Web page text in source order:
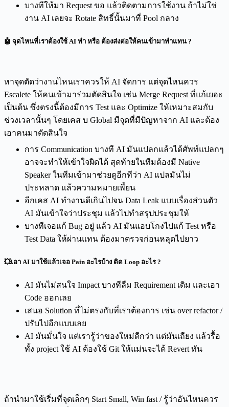
บางทีให้มา Request ขอ แล้วติดตามการใช้งาน ถ้าไม่ใช่
งาน AI เลยจะ Rotate สิทธิ์นั้นมาที่ Pool กลาง
🤖 จุดไหนที่เราต้องใช้ AI ทำ หรือ ต้องส่งต่อให้คนเข้ามาทำแทน ?
หาจุดตัดว่างานไหนเราควรให้ AI จัดการ แต่จุดไหนควร
Escalete ให้คนเข้ามาร่วมตัดสินใจ เช่น Merge Request ที่แก้เยอะ
เป็นต้น ซึ่งตรงนี้ต้องมีการ Test และ Optimize ให้เหมาะสมกับ
ช่วงเวลานั้นๆ โดยเคส บ Global มีจุดที่มีปัญหาจาก AI และต้อง
เอาคนมาตัดสินใจ
การ Communication บางที AI มันแปลกแล้วได้ศัพท์แปลกๆ
อาจจะทำให้เข้าใจผิดได้ สุดท้ายในทีมต้องมี Native
Speaker ในทีมเข้ามาช่วยดูอีกทีว่า AI แปลมันไม่
ประหลาด แล้วความหมายเพี้ยน
อีกเคส AI ทำงานดีเกินไปจน Data Leak แบบเรื่องส่วนตัว
AI มันเข้าใจว่าประชุม แล้วไปทำสรุปประชุมให้
บางทีเจอแก้ Bug อยู่ แล้ว AI มันแอบโกงไปแก้ Test หรือ
Test Data ให้ผ่านแทน ต้องมาตรวจก่อนหลุดไปยาว
💥เอา AI มาใช้แล้วเจอ Pain อะไรบ้าง ติด Loop อะไร ?
AI มันไม่สนใจ Impact บางทีลืม Requirement เดิม และเอา
Code ออกเลย
เสนอ Solution ที่ไม่ตรงกับที่เราต้องการ เช่น over refactor /
ปรับไปอีกแบบเลย
AI มันมั่นใจ แต่เรารู้ว่าของใหม่ดีกว่า แต่มันเถียง แล้วรื้อ
ทั้ง project ใช้ AI ต้องใช้ Git ให้แม่นจะได้ Revert ทัน
ถ้านำมาใช้เริ่มที่จุดเล็กๆ Start Small, Win fast / รู้ว่าอันไหนควร